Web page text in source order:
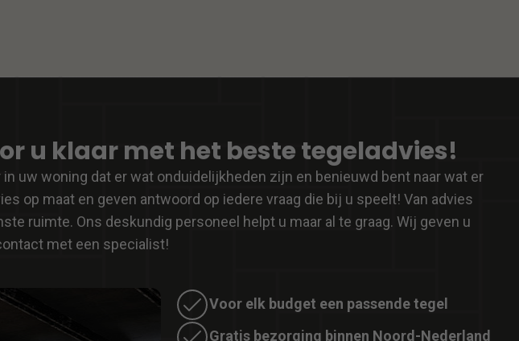
u klaar met het beste tegeladvies!
uw woning dat er wat onduidelijkheden zijn en benieuwd bent naar wat er
op maat en geven antwoord op iedere vraag die bij u speelt! Van advies
ruimte. Ons deskundig personeel helpt u maar al te graag. Wij geven u
met een specialist!
Voor elk budget een passende tegel
Gratis bezorging binnen Noord-Nederland